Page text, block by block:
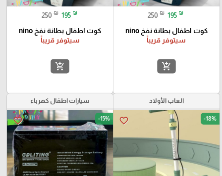
250 ₪ 195 ₪
كوت اطفال بطانة نفخ nino
سيتوفر قريباً
add_shopping_cart
250 ₪ 195 ₪
كوت اطفال بطانة نفخ nino
سيتوفر قريباً
add_shopping_cart
العاب الأولاد
favorite_border -18%
سيارات اطفال كهرباء
favorite_border -15%